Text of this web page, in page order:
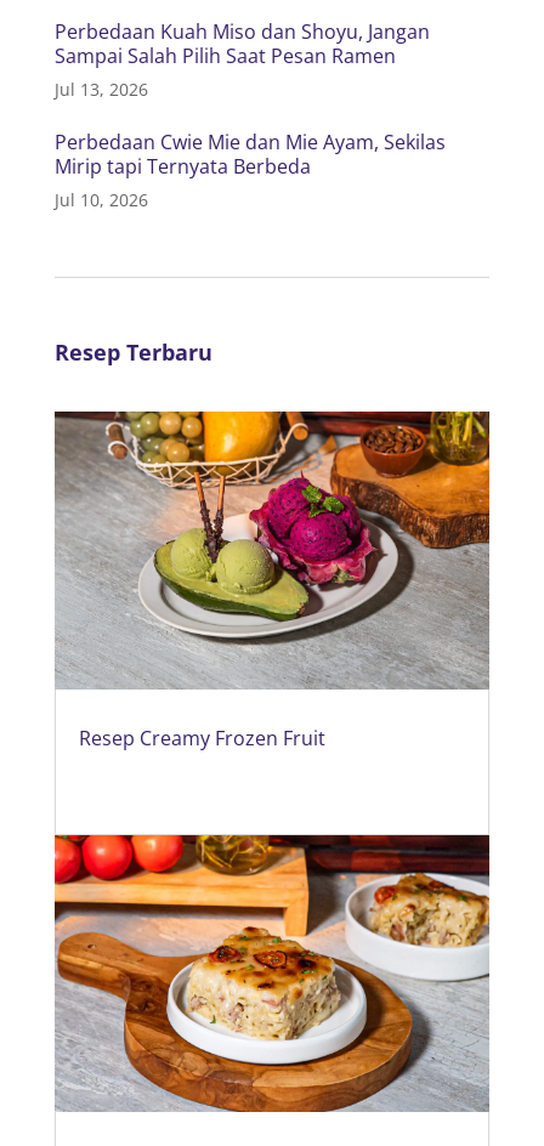
Perbedaan Kuah Miso dan Shoyu, Jangan
Sampai Salah Pilih Saat Pesan Ramen
Jul 13, 2026
Perbedaan Cwie Mie dan Mie Ayam, Sekilas
Mirip tapi Ternyata Berbeda
Jul 10, 2026
Resep Terbaru
Resep Creamy Frozen Fruit